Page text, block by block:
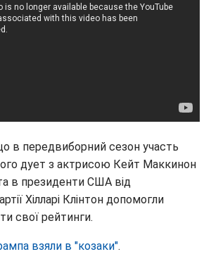
в передвиборний сезон участь
дует з актрисою Кейт Маккинон
в президенти США від
Хілларі Клінтон допомогли
свої рейтинги.
взяли в "козаки".